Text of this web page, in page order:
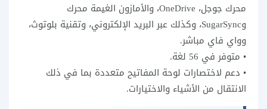
محرك جوجل، OneDrive، والأمازون الغيمة محرك
وSugarSync، وكذلك عبر البريد الإلكتروني، وتقنية بلوتوث،
وواي فاي مباشر.
• متوفر في 56 لغة.
• دعم لاختصارات لوحة المفاتيح متعددة بما في ذلك
الانتقال من الأشياء والاختيارات.